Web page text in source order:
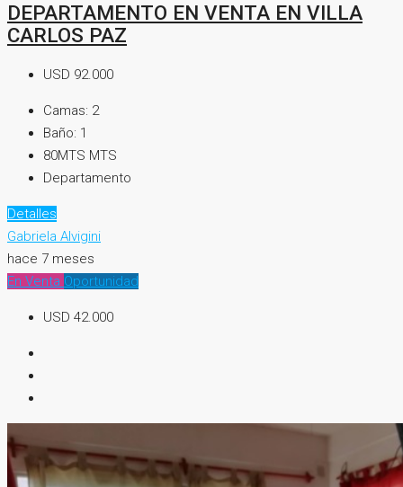
DEPARTAMENTO EN VENTA EN VILLA
CARLOS PAZ
USD 92.000
Camas: 2
Baño: 1
80MTS MTS
Departamento
Detalles
Gabriela Alvigini
hace 7 meses
En Venta Oportunidad
USD 42.000